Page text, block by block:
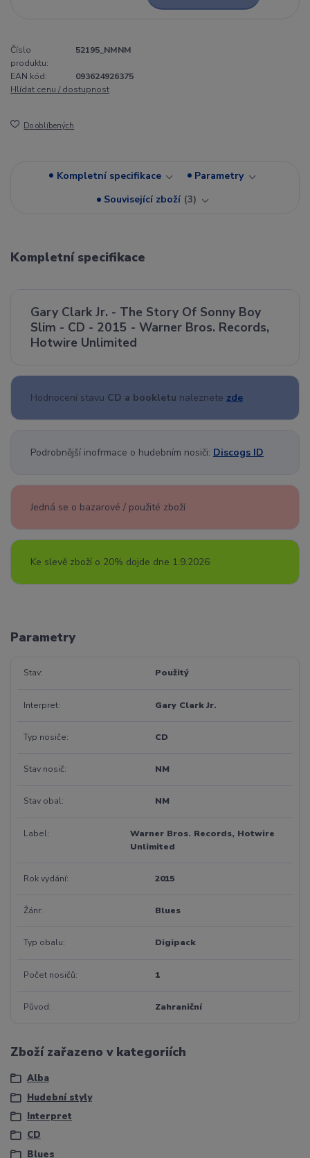
Číslo
produktu:
52195_NMNM
EAN kód:
093624926375
Hlídat cenu / dostupnost
Do oblíbených
Kompletní specifikace
Parametry
Související zboží 3
Kompletní specifikace
Gary Clark Jr. - The Story Of Sonny Boy
Slim - CD - 2015 - Warner Bros. Records,
Hotwire Unlimited
Hodnocení stavu CD a bookletu naleznete zde
Podrobnější inofrmace o hudebním nosiči: Discogs ID
Jedná se o bazarové / použité zboží
Ke slevě zboží o 20% dojde dne 1.9.2026
Parametry
Stav Použitý
Interpret Gary Clark Jr.
Typ nosiče CD
Stav nosič NM
Stav obal NM
Label
Warner Bros. Records, Hotwire
Unlimited
Rok vydání 2015
Žánr Blues
Typ obalu Digipack
Počet nosičů 1
Původ Zahraniční
Zboží zařazeno v kategoriích
Alba
Hudební styly
Interpret
CD
Blues